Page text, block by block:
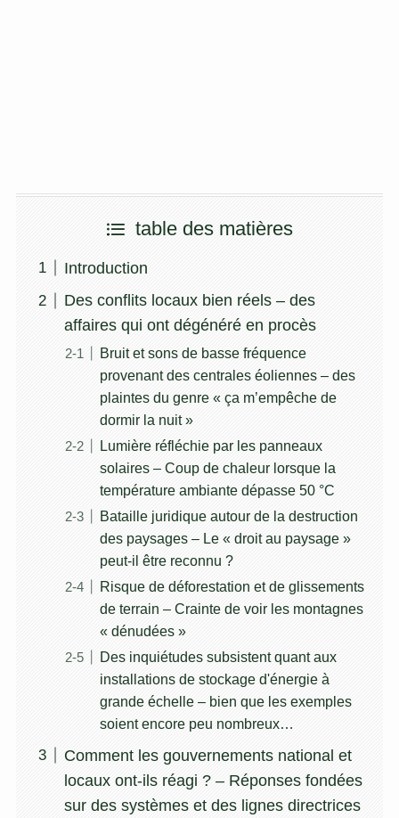
table des matières
Introduction
Des conflits locaux bien réels – des
affaires qui ont dégénéré en procès
Bruit et sons de basse fréquence
provenant des centrales éoliennes – des
plaintes du genre « ça m’empêche de
dormir la nuit »
Lumière réfléchie par les panneaux
solaires – Coup de chaleur lorsque la
température ambiante dépasse 50 °C
Bataille juridique autour de la destruction
des paysages – Le « droit au paysage »
peut-il être reconnu ?
Risque de déforestation et de glissements
de terrain – Crainte de voir les montagnes
« dénudées »
Des inquiétudes subsistent quant aux
installations de stockage d'énergie à
grande échelle – bien que les exemples
soient encore peu nombreux…
Comment les gouvernements national et
locaux ont-ils réagi ? – Réponses fondées
sur des systèmes et des lignes directrices